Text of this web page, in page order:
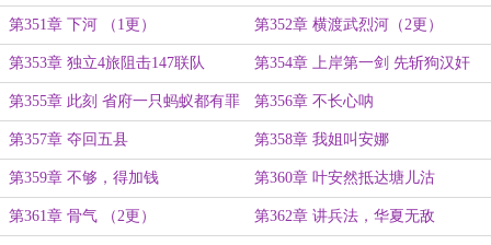
第351章 下河 （1更） 第352章 横渡武烈河（2更）
第353章 独立4旅阻击147联队 第354章 上岸第一剑 先斩狗汉奸
第355章 此刻 省府一只蚂蚁都有罪
（5更）
第356章 不长心呐
第357章 夺回五县 第358章 我姐叫安娜
第359章 不够，得加钱 第360章 叶安然抵达塘儿沽
第361章 骨气 （2更） 第362章 讲兵法，华夏无敌